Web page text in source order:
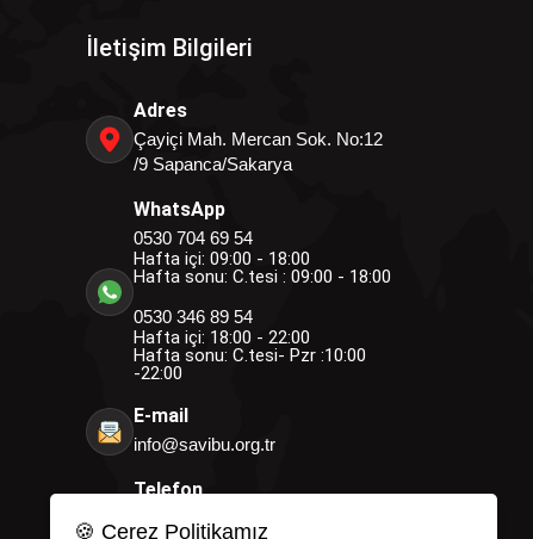
İletişim Bilgileri
Adres
Çayiçi Mah. Mercan Sok. No:12
/9 Sapanca/Sakarya
WhatsApp
0530 704 69 54
Hafta içi: 09:00 - 18:00
Hafta sonu: C.tesi : 09:00 - 18:00
0530 346 89 54
Hafta içi: 18:00 - 22:00
Hafta sonu: C.tesi- Pzr :10:00
-22:00
E-mail
info@savibu.org.tr
Telefon
🍪 Çerez Politikamız